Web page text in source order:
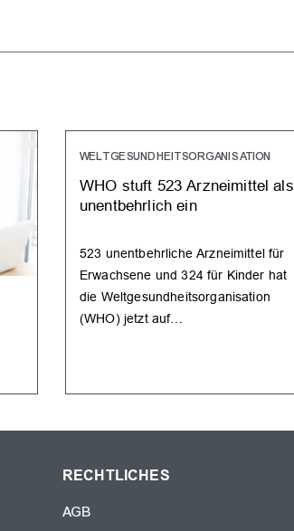
WELTGESUNDHEITSORGANISATION
WHO stuft 523 Arzneimittel als
unentbehrlich ein
523 unentbehrliche Arzneimittel für
Erwachsene und 324 für Kinder hat
die Weltgesundheitsorganisation
(WHO) jetzt auf…
RECHTLICHES
AGB